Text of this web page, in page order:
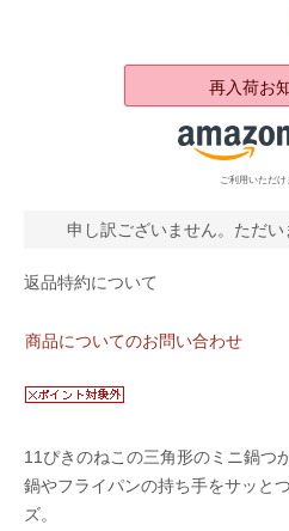
再入荷お
ご利用いただけ
申し訳ございません。ただい
返品特約について
商品についてのお問い合わせ
11ぴきのねこの三角形のミニ鍋つ
鍋やフライパンの持ち手をサッと
ズ。